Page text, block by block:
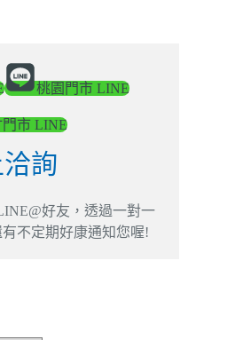
桃園門市 LINE
市 LINE
詢
好友，透過一對一
不定期好康通知您喔!